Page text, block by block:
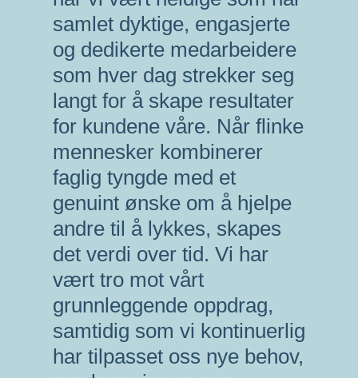
samlet dyktige, engasjerte
og dedikerte medarbeidere
som hver dag strekker seg
langt for å skape resultater
for kundene våre. Når flinke
mennesker kombinerer
faglig tyngde med et
genuint ønske om å hjelpe
andre til å lykkes, skapes
det verdi over tid. Vi har
vært tro mot vårt
grunnleggende oppdrag,
samtidig som vi kontinuerlig
har tilpasset oss nye behov,